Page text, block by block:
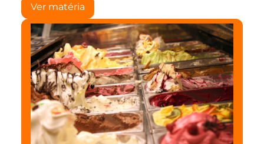
Ver matéria